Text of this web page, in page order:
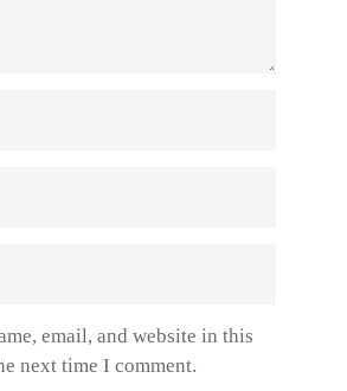
email, and website in this
next time I comment.